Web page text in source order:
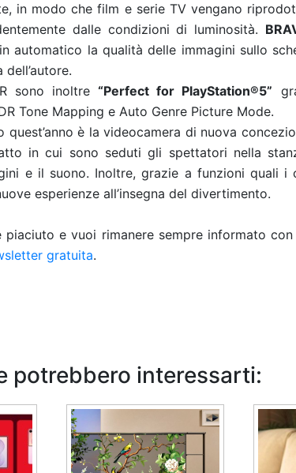
in modo che film e serie TV vengano
dalle condizioni di luminosità.
automatico la qualità delle immagini sullo
sono inoltre “Perfect for PlayStation®5”
Tone Mapping e Auto Genre Picture Mode.
quest’anno è la videocamera di nuova
in cui sono seduti gli spettatori nella
e il suono. Inoltre, grazie a funzioni quali i
esperienze all’insegna del divertimento.
e vuoi rimanere sempre informato
gratuita.
potrebbero interessarti: